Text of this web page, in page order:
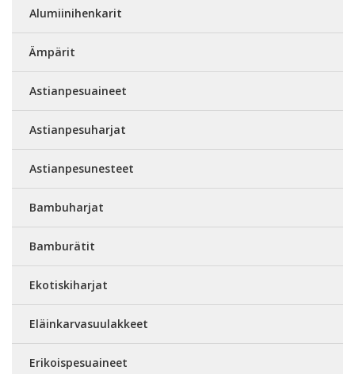
Alumiinihenkarit
Ämpärit
Astianpesuaineet
Astianpesuharjat
Astianpesunesteet
Bambuharjat
Bamburätit
Ekotiskiharjat
Eläinkarvasuulakkeet
Erikoispesuaineet